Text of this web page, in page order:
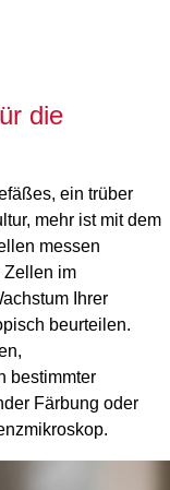
die
ein trüber
mehr ist mit dem
messen
Zellen im
Ihrer
beurteilen.
bestimmter
Färbung oder